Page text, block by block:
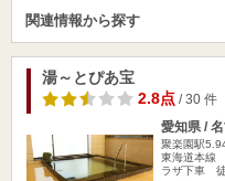
関連情報から探す
湯～とぴあ宝
2.8点/ 30 件
愛知県 /
聚楽園駅
東海道本線
ラザ下車